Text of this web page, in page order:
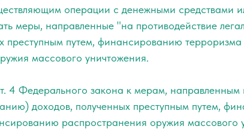
операции с денежными средствами
меры, направленные "на противодействие
преступным путем, финансированию
массового уничтожения.
4 Федерального закона к мерам, направленным
доходов, полученных преступным путем,
распространения оружия массового